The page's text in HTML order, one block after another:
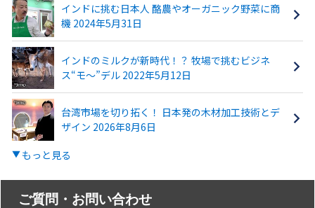
インドに挑む日本人 酪農やオーガニック野菜に商
機 2024年5月31日
インドのミルクが新時代！？ 牧場で挑むビジネ
ス“モ～”デル 2022年5月12日
台湾市場を切り拓く！ 日本発の木材加工技術とデ
ザイン 2026年8月6日
もっと見る
ご質問・お問い合わせ